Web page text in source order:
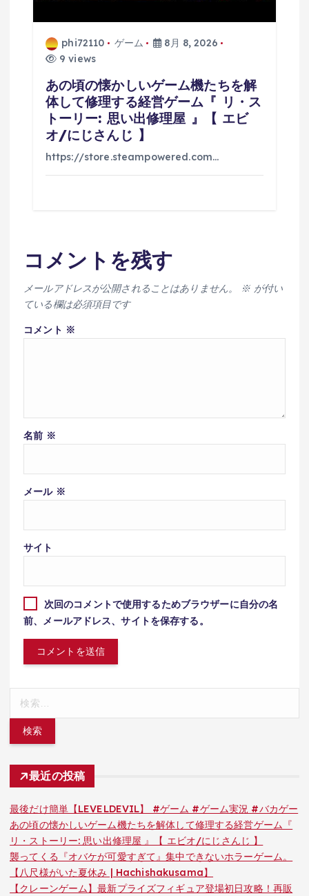
phi72110 ゲーム
8月 8, 2026
9 views
あの頃の懐かしいゲーム機たちを解
体して修理する経営ゲーム『 リ・ス
トーリー: 思い出修理屋 』【 エビ
オ/にじさんじ 】
https://store.steampowered.com…
コメントを残す
メールアドレスが公開されることはありません。 ※が付い
ている欄は必須項目です
コメント ※
名前 ※
メール ※
サイト
次回のコメントで使用するためブラウザーに自分の名
前、メールアドレス、サイトを保存する。
最近の投稿
最後だけ簡単【LEVELDEVIL】 #ゲーム #ゲーム実況 #バカゲー
あの頃の懐かしいゲーム機たちを解体して修理する経営ゲーム『
リ・ストーリー: 思い出修理屋 』【 エビオ/にじさんじ 】
襲ってくる『オバケが可愛すぎて』集中できないホラーゲーム。
【八尺様がいた夏休み | Hachishakusama】
【クレーンゲーム】最新プライズフィギュア登場初日攻略！再販